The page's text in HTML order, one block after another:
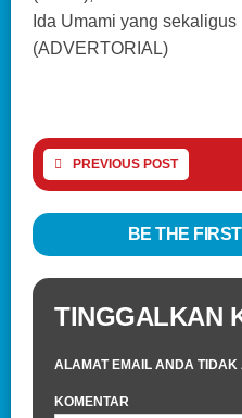
Ida Umami yang
(ADVERTORIAL)
PREVIOUS POST
BE THE
TINGGALKAN
ALAMAT EMAIL ANDA
KOMENTAR